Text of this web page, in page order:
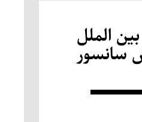
الملل
سانسور